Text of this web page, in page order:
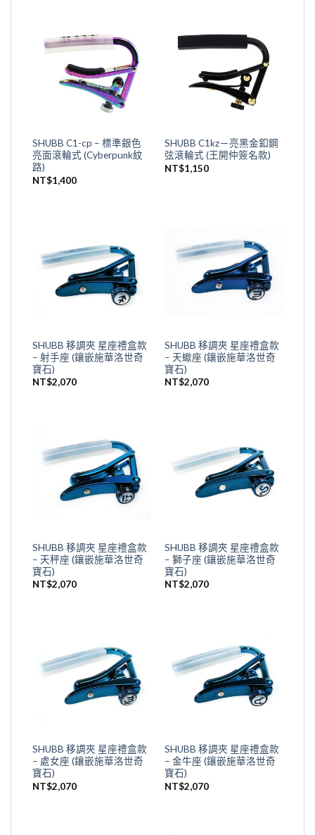
SHUBB C1-cp – 標準銀色
亮面滾輪式 (Cyberpunk紋
路)
NT$1,400
SHUBB C1kz－亮黑金釦鋼
弦滾輪式 (王開仲簽名款)
NT$1,150
SHUBB 移調夾 星座禮盒款
– 射手座 (鑲嵌施華洛世奇
寶石)
NT$2,070
SHUBB 移調夾 星座禮盒款
– 天蠍座 (鑲嵌施華洛世奇
寶石)
NT$2,070
SHUBB 移調夾 星座禮盒款
– 天秤座 (鑲嵌施華洛世奇
寶石)
NT$2,070
SHUBB 移調夾 星座禮盒款
– 獅子座 (鑲嵌施華洛世奇
寶石)
NT$2,070
SHUBB 移調夾 星座禮盒款
– 處女座 (鑲嵌施華洛世奇
寶石)
NT$2,070
SHUBB 移調夾 星座禮盒款
– 金牛座 (鑲嵌施華洛世奇
寶石)
NT$2,070